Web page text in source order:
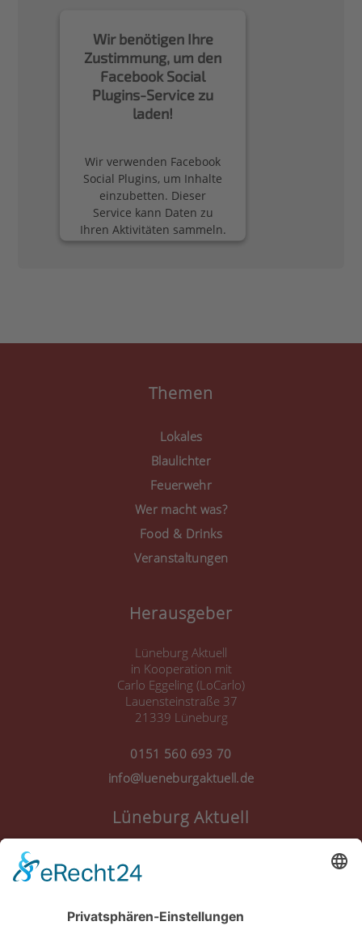
Wir benötigen Ihre
Zustimmung, um den
Facebook Social
Plugins-Service zu
laden!
Wir verwenden Facebook
Social Plugins, um Inhalte
einzubetten. Dieser
Service kann Daten zu
Ihren Aktivitäten sammeln.
Bitte lesen Sie die Details
Mehr Informationen
Akzeptieren
Consent Management
Themen
Lokales
Blaulichter
Feuerwehr
Wer macht was?
Food & Drinks
Veranstaltungen
Herausgeber
Lüneburg Aktuell
in Kooperation mit
Carlo Eggeling (LoCarlo)
Lauensteinstraße 37
21339 Lüneburg
0151 560 693 70
info@lueneburgaktuell.de
Lüneburg Aktuell
Nutzungsbedingungen